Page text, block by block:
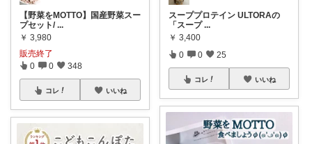
【野菜をMOTTO】国産野菜スー
プセット/ ...
￥ 3,980
販売終了
0 0 348
コレ いいね
スーププロテイン ULTORAの
「スープ ...
￥ 3,400
0 0 25
コレ いいね